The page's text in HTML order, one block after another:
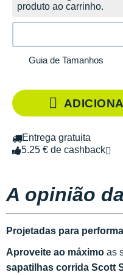
produto ao carrinho.
Guia de Tamanhos
Entrega gratuita
5.25 € de cashback
A opinião
Projetadas para
Aproveite ao máximo as
sapatilhas corrida Scott